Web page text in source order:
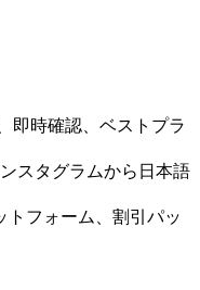
即時確認、ベストプラ
スタグラムから日本語
トフォーム、割引パッ